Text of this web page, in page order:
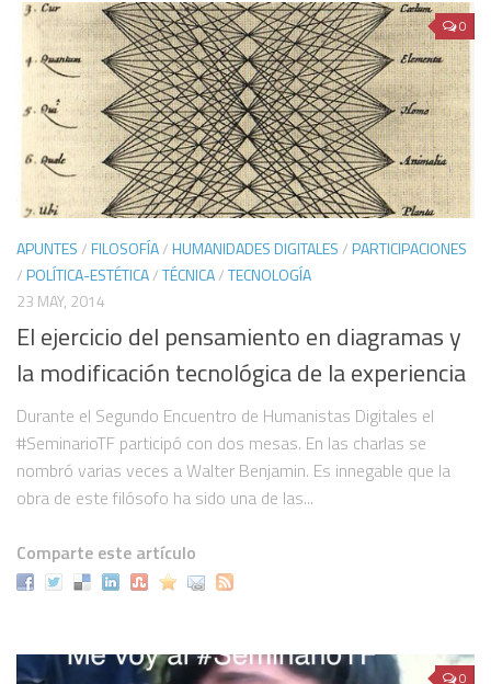
#TesisFilosUNAM
Objetivos
Informe 2013-2015
Informe 2015-2018
Informe 2019-2023
Herramientas digitales
Hashtag en twitter: #SeminarioTF
VAE
Lista de proyectos digitales
Participantes
¿Cómo puedo participar?
Histórico
In memoriam
Humanidades Digitales. Ilustración, difusión y publicidad
Comité editorial de Virtualis. Vol. 8, Núm. 15 (2017)
¿Cómo se ha dicho la potencia de lo tecnológico en una singularidad
0
APUNTES/FILOSOFÍA/HUMANIDADES DIGITALES/PARTICIPACIONES
/POLÍTICA-ESTÉTICA/TÉCNICA/TECNOLOGÍA
23 MAY, 2014
El ejercicio del pensamiento en diagramas y
la modificación tecnológica de la experiencia
Durante el Segundo Encuentro de Humanistas Digitales el
#SeminarioTF participó con dos mesas. En las charlas se
nombró varias veces a Walter Benjamin. Es innegable que la
obra de este filósofo ha sido una de las...
Comparte este artículo
0